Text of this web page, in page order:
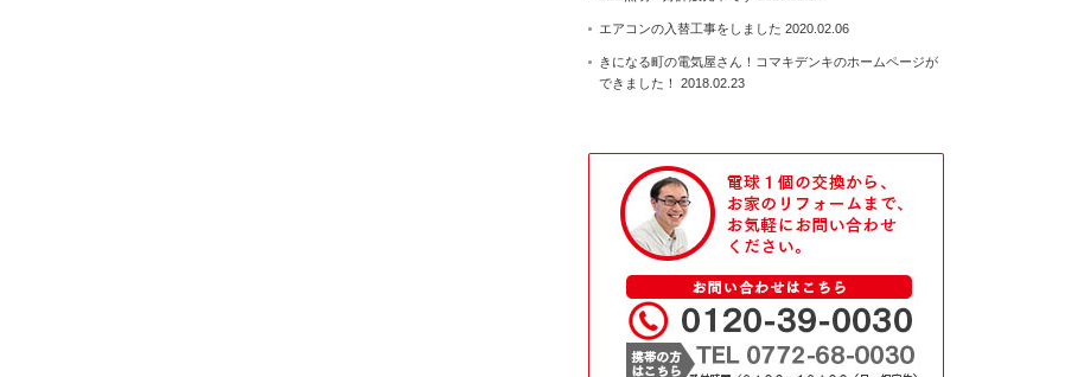
エアコンの入替工事をしました 2020.02.06
きになる町の電気屋さん！コマキデンキのホームページが
できました！
2018.02.23